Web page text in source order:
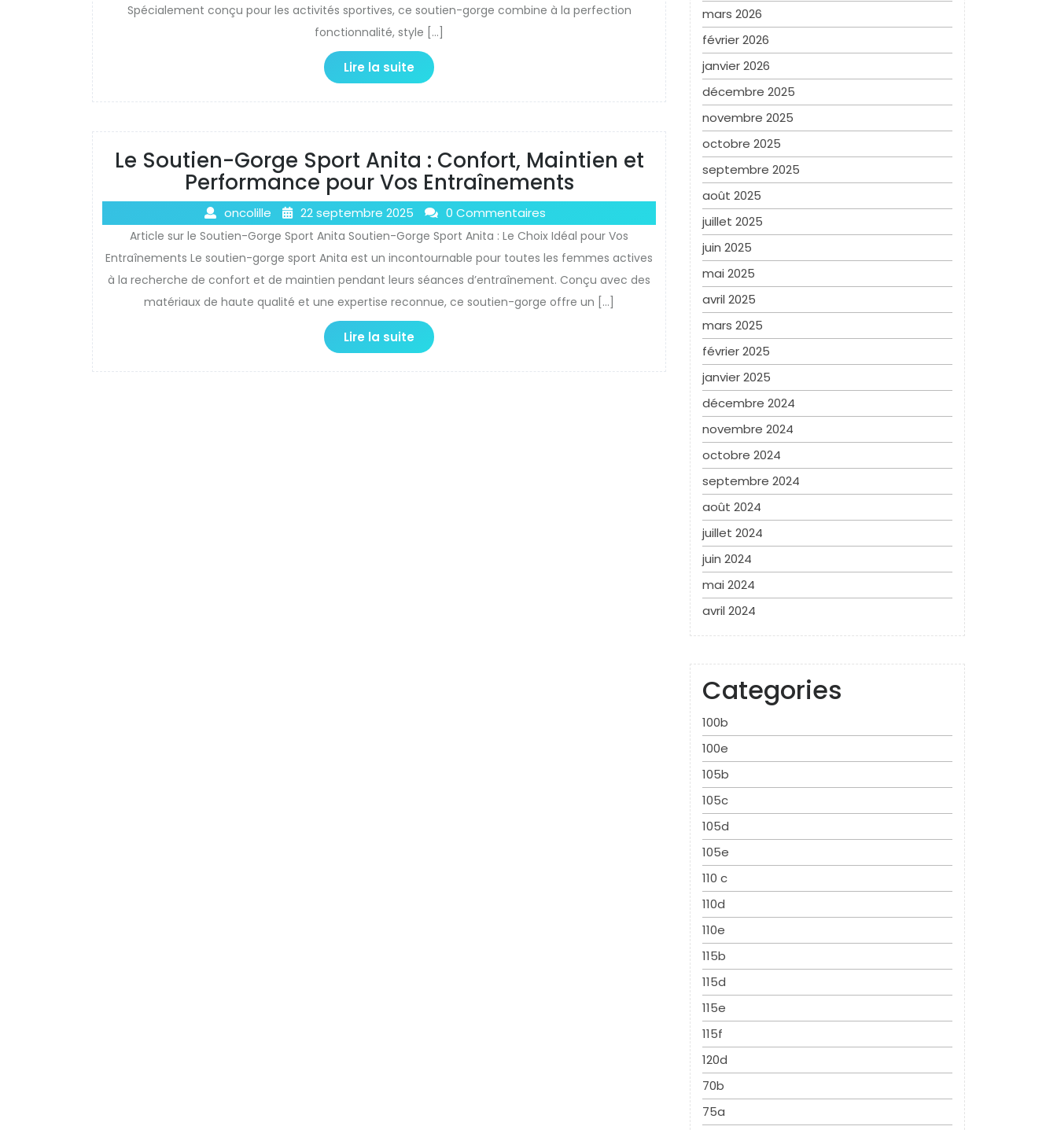
Spécialement conçu pour les activités sportives, ce soutien-gorge combine à la perfection
fonctionnalité, style […]
Lire la suite
Le Soutien-Gorge Sport Anita : Confort, Maintien et
Performance pour Vos Entraînements
oncolille 22 septembre 2025 0 Commentaires
Article sur le Soutien-Gorge Sport Anita Soutien-Gorge Sport Anita : Le Choix Idéal pour Vos
Entraînements Le soutien-gorge sport Anita est un incontournable pour toutes les femmes actives
à la recherche de confort et de maintien pendant leurs séances d’entraînement. Conçu avec des
matériaux de haute qualité et une expertise reconnue, ce soutien-gorge offre un […]
Lire la suite
mars 2026
février 2026
janvier 2026
décembre 2025
novembre 2025
octobre 2025
septembre 2025
août 2025
juillet 2025
juin 2025
mai 2025
avril 2025
mars 2025
février 2025
janvier 2025
décembre 2024
novembre 2024
octobre 2024
septembre 2024
août 2024
juillet 2024
juin 2024
mai 2024
avril 2024
Categories
100b
100e
105b
105c
105d
105e
110 c
110d
110e
115b
115d
115e
115f
120d
70b
75a